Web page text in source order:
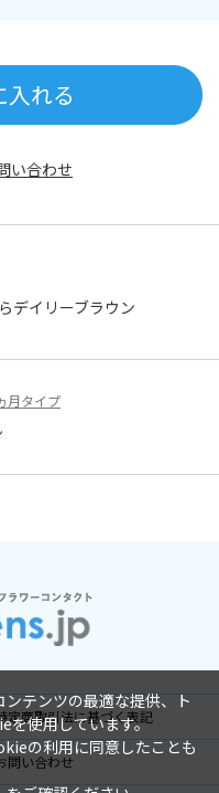
入れる
い合わせ
デイリーブラウン
月タイプ
定商取引法に基づく表記
問い合わせ
テンツの最適な提供、ト
を使用しています。
の利用に同意したことも